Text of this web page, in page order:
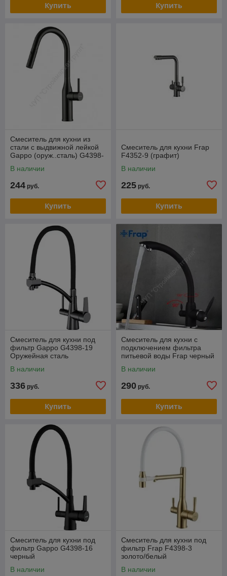
Купить Купить
Смеситель для кухни из
стали с выдвижной лейкой
Gappo (оруж..сталь) G4398-
В наличии
244 руб.
Купить
Смеситель для кухни Frap
F4352-9 (графит)
В наличии
225 руб.
Купить
Смеситель для кухни под
фильтр Gappo G4398-19
Оружейная сталь
В наличии
336 руб.
Купить
Смеситель для кухни с
подключением фильтра
питьевой воды Frap черный
В наличии
290 руб.
Купить
Смеситель для кухни под
фильтр Gappo G4398-16
черный
В наличии
Смеситель для кухни под
фильтр Frap F4398-3
золото/белый
В наличии